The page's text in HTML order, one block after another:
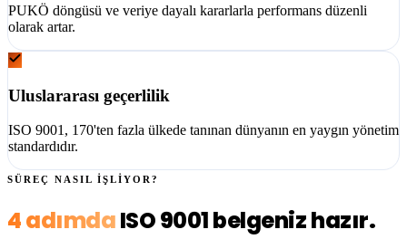
PUKÖ döngüsü ve veriye dayalı kararlarla performans düzenli
olarak artar.
Uluslararası geçerlilik
ISO 9001, 170'ten fazla ülkede tanınan dünyanın en yaygın yönetim
standardıdır.
SÜREÇ NASIL İŞLİYOR?
4 adımdaISO 9001 belgeniz hazır.